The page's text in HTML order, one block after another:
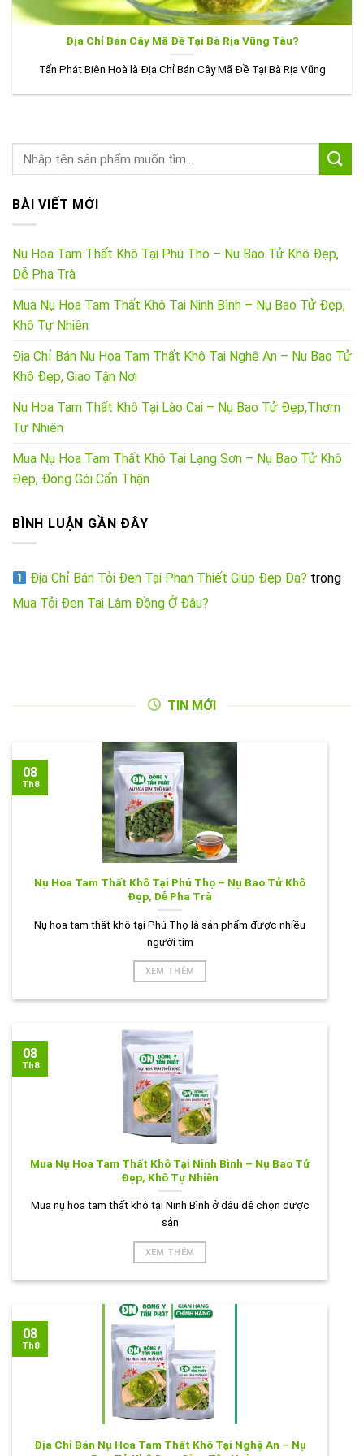
Địa Chỉ Bán Cây Mã Đề Tại Bà Rịa Vũng Tàu?
Tấn Phát Biên Hoà là Địa Chỉ Bán Cây Mã Đề Tại Bà Rịa Vũng
BÀI VIẾT MỚI
Nụ Hoa Tam Thất Khô Tại Phú Thọ – Nụ Bao Tử Khô Đẹp,
Dễ Pha Trà
Mua Nụ Hoa Tam Thất Khô Tại Ninh Bình – Nụ Bao Tử Đẹp,
Khô Tự Nhiên
Địa Chỉ Bán Nụ Hoa Tam Thất Khô Tại Nghệ An – Nụ Bao Tử
Khô Đẹp, Giao Tận Nơi
Nụ Hoa Tam Thất Khô Tại Lào Cai – Nụ Bao Tử Đẹp,Thơm
Tự Nhiên
Mua Nụ Hoa Tam Thất Khô Tại Lạng Sơn – Nụ Bao Tử Khô
Đẹp, Đóng Gói Cẩn Thận
BÌNH LUẬN GẦN ĐÂY
Địa Chỉ Bán Tỏi Đen Tại Phan Thiết Giúp Đẹp Da? trong
Mua Tỏi Đen Tại Lâm Đồng Ở Đâu?
TIN MỚI
Nụ Hoa Tam Thất Khô Tại Phú Thọ – Nụ Bao Tử Khô
Đẹp, Dễ Pha Trà
Nụ hoa tam thất khô tại Phú Thọ là sản phẩm được nhiều
người tìm
XEM THÊM
08
Th8
Mua Nụ Hoa Tam Thất Khô Tại Ninh Bình – Nụ Bao Tử
Đẹp, Khô Tự Nhiên
Mua nụ hoa tam thất khô tại Ninh Bình ở đâu để chọn được
sản
XEM THÊM
08
Th8
Địa Chỉ Bán Nụ Hoa Tam Thất Khô Tại Nghệ An – Nụ
08
Th8